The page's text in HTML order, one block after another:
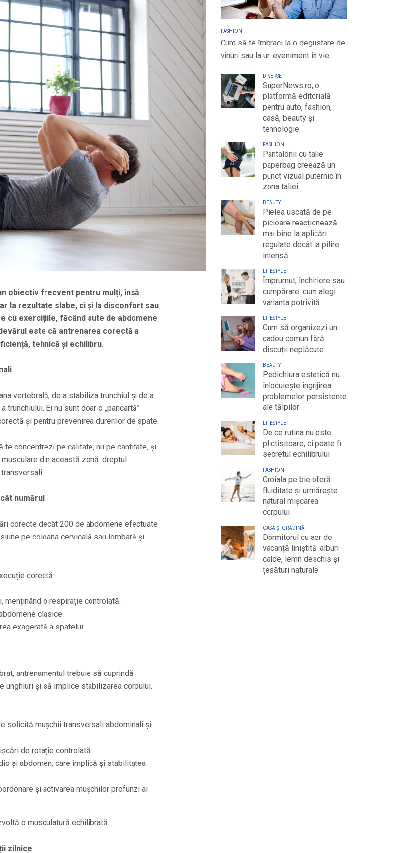
obiectiv frecvent pentru mulți, însă
la rezultate slabe, ci și la disconfort sau
cu exercițiile, făcând sute de abdomene
este că antrenarea corectă a
tehnică și echilibru.
vertebrală, de a stabiliza trunchiul și de a
Ei nu sunt doar o „pancartă”
și pentru prevenirea durerilor de spate.
te concentrezi pe calitate, nu pe cantitate, și
din această zonă: dreptul
numărul
corecte decât 200 de abdomene efectuate
pe coloana cervicală sau lombară și
corectă:
menținând o respirație controlată.
clasice.
exagerată a spatelui.
antrenamentul trebuie să cuprindă
unghiuri și să implice stabilizarea corpului.
solicită mușchii transversali abdominali și
de rotație controlată.
și abdomen, care implică și stabilitatea
și activarea mușchilor profunzi ai
o musculatură echilibrată.
zilnice
FASHION
Cum să te îmbraci la o degustare de
vinuri sau la un eveniment în vie
DIVERSE
SuperNews.ro, o
platformă editorială
pentru auto, fashion,
casă, beauty și
tehnologie
FASHION
Pantalonii cu talie
paperbag creează un
punct vizual puternic în
zona taliei
BEAUTY
Pielea uscată de pe
picioare reacționează
mai bine la aplicări
regulate decât la pilire
intensă
LIFESTYLE
Împrumut, închiriere sau
cumpărare: cum alegi
varianta potrivită
LIFESTYLE
Cum să organizezi un
cadou comun fără
discuții neplăcute
BEAUTY
Pedichiura estetică nu
înlocuiește îngrijirea
problemelor persistente
ale tălpilor
LIFESTYLE
De ce rutina nu este
plictisitoare, ci poate fi
secretul echilibrului
FASHION
Croiala pe bie oferă
fluiditate și urmărește
natural mișcarea
corpului
CASĂ ȘI GRĂDINĂ
Dormitorul cu aer de
vacanță liniștită: alburi
calde, lemn deschis și
țesături naturale